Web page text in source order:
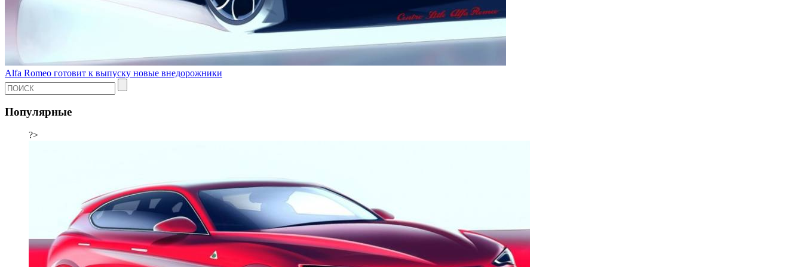
Alfa Romeo готовит к выпуску новые внедорожники
Популярные
?>